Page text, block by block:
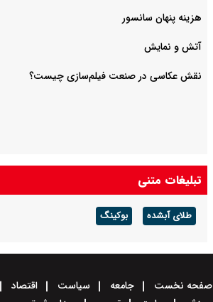
هزینه پنهان سانسور
آتش و نمایش
تبلیغات متنی
طلای آبشده بوکینگ
صفحه نخست جامعه سیاست اقتصاد